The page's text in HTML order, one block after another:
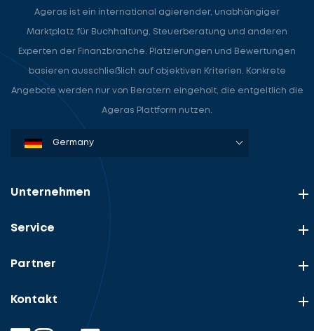
Ageras ist ein international agierender, unabhängiger
Marktplatz für Buchhaltung, Steuerberatung und anderen
Experten der Finanzbranche. Platzierungen und Bewertungen
basieren ausschließlich auf objektiven Kriterien. Konkrete
Angebote werden nur von Beratern eingeholt, die entgeltlich die
Ageras Plattform nutzen.
Denmark
Sweden
Norway
Netherlands
Germany
USA
Unternehmen
Service
Partner
Kontakt